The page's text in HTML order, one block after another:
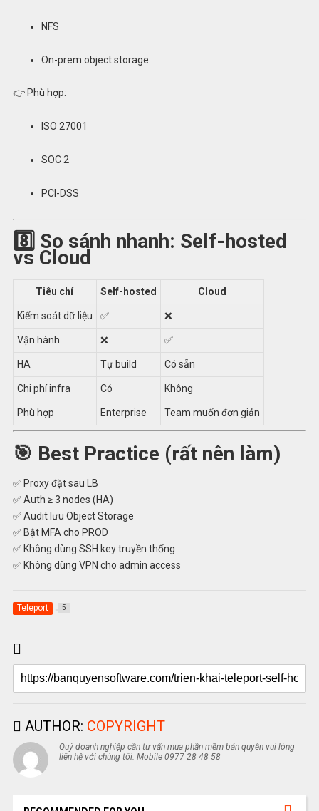
NFS
On-prem object storage
👉 Phù hợp:
ISO 27001
SOC 2
PCI-DSS
8️⃣ So sánh nhanh: Self-hosted
vs Cloud
Tiêu chí Self-hosted Cloud
Kiểm soát dữ liệu ✅ ❌
Vận hành ❌ ✅
HA Tự build Có sẵn
Chi phí infra Có Không
Phù hợp Enterprise Team muốn đơn giản
🎯 Best Practice (rất nên làm)
✅ Proxy đặt sau LB
✅ Auth ≥ 3 nodes (HA)
✅ Audit lưu Object Storage
✅ Bật MFA cho PROD
✅ Không dùng SSH key truyền thống
✅ Không dùng VPN cho admin access
Teleport 5
AUTHOR: COPYRIGHT
Quý doanh nghiệp cần tư vấn mua phần mềm bản quyền vui lòng
liên hệ với chúng tôi. Mobile 0977 28 48 58